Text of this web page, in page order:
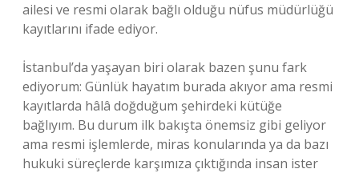
ailesi ve resmi olarak bağlı olduğu nüfus müdürlüğü
kayıtlarını ifade ediyor.
İstanbul’da yaşayan biri olarak bazen şunu fark
ediyorum: Günlük hayatım burada akıyor ama resmi
kayıtlarda hâlâ doğduğum şehirdeki kütüğe
bağlıyım. Bu durum ilk bakışta önemsiz gibi geliyor
ama resmi işlemlerde, miras konularında ya da bazı
hukuki süreçlerde karşımıza çıktığında insan ister